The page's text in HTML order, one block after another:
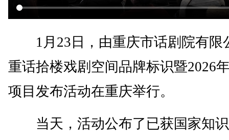
1月23日，由重庆市话剧院有限
重话拾楼戏剧空间品牌标识暨2026
项目发布活动在重庆举行。
当天，活动公布了已获国家知识